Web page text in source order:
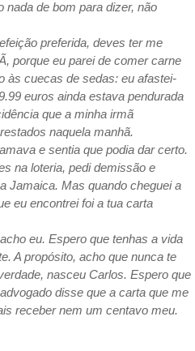
nada de bom para dizer, não
preferida, deves ter me
porque eu parei de comer carne
às cuecas de sedas: eu afastei-
euros ainda estava pendurada
que a minha irmã
naquela manhã.
e sentia que podia dar certo.
na loteria, pedi demissão e
Jamaica. Mas quando cheguei a
eu encontrei foi a tua carta
eu. Espero que tenhas a vida
A propósito, acho que nunca te
nasceu Carlos. Espero que
disse que a carta que me
receber nem um centavo meu.